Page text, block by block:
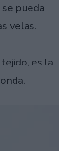
pueda
velas.
es la